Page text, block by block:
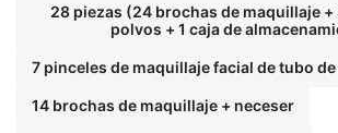
28 piezas (24 brochas de maquillaje
polvos + 1 caja de
7 pinceles de maquillaje facial de tubo
14 brochas de maquillaje + neceser